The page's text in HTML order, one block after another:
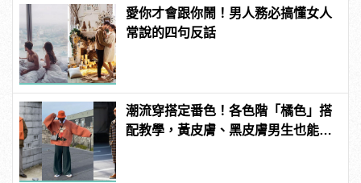
愛你才會跟你鬧！男人務必搞懂女人
常說的四句反話
潮流穿搭定番色！各色階「橘色」搭
配教學，黃皮膚、黑皮膚男生也能駕